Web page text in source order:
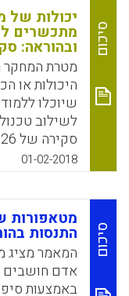
סיכום
יכולות של
מתכשרים
ובהוראה:
מטרת המחקר
היכולות או
שיוכלו
לשילוב
סקירה של 26 מחקרים רלוונטיים לנושא זה.
01-02-2018
סיכום
מטאפורות
התנסות
המאמר מציג
אדם חושבים